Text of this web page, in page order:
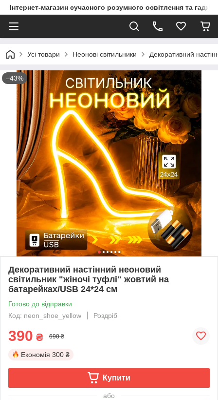
Інтернет-магазин сучасного розумного освітлення та
Усі товари Неонові світильники Декоративний
–43%
Декоративний настінний неоновий
світильник "жіночі туфлі" жовтий на
батарейках/USB 24*24 см
Готово до відправки
Код: neon_shoe_yellow
Роздріб
390 ₴ 690 ₴
Економія 300 ₴
Купити
або